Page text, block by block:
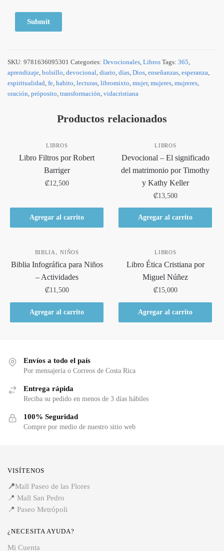
SKU: 9781636095301 Categories: Devocionales, Libros Tags: 365,
aprendizaje, bolsillo, devocional, diario, días, Dios, enseñanzas, esperanza,
espiritualidad, fe, habito, lecturas, libromixto, mujer, mujeres, mujreres,
oración, próposito, transformación, vidacristiana
Productos relacionados
LIBROS
Libro Filtros por Robert
Barriger
₡12,500
Agregar al carrito
LIBROS
Devocional – El significado
del matrimonio por Timothy
y Kathy Keller
₡13,500
Agregar al carrito
BIBLIA ,NIÑOS
Biblia Infográfica para Niños
– Actividades
₡11,500
Agregar al carrito
LIBROS
Libro Ética Cristiana por
Miguel Núñez
₡15,000
Agregar al carrito
Envíos a todo el país
Por mensajería o Correos de Costa Rica
Entrega rápida
Reciba su pedido en menos de 3 días hábiles
100% Seguridad
Compre por medio de nuestro sitio web
VISÍTENOS
📍Mall Paseo de las Flores
📍 Mall San Pedro
📍 Paseo Metrópoli
¿NECESITA AYUDA?
Mi Cuenta